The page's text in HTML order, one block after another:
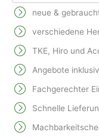
neue &
verschiedene
TKE, Hiro und
Angebote
Fachgerechter
Schnelle